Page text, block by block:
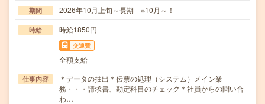
期間 2026年10月上旬～長期 ※10月～！
時給 時給1850円
交通費
全額支給
仕事内容
＊データの抽出＊伝票の処理（システム）メイン業
務・・・請求書、勘定科目のチェック＊社員からの問い合
わ…